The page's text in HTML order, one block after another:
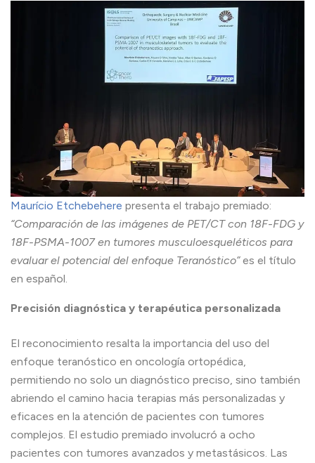
Maurício Etchebehere presenta el trabajo premiado:
“Comparación de las imágenes de PET/CT con 18F-FDG y
18F-PSMA-1007 en tumores musculoesqueléticos para
evaluar el potencial del enfoque Teranóstico”es el título
en español.
Precisión diagnóstica y terapéutica personalizada
El reconocimiento resalta la importancia del uso del
enfoque teranóstico en oncología ortopédica,
permitiendo no solo un diagnóstico preciso, sino también
abriendo el camino hacia terapias más personalizadas y
eficaces en la atención de pacientes con tumores
complejos. El estudio premiado involucró a ocho
pacientes con tumores avanzados y metastásicos. Las